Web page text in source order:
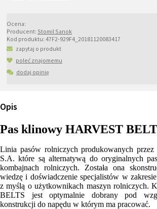
Ocena:
Producent: Stomil Sanok
Kod produktu: 47F2-929F4_20181120083417
zapytaj o produkt
poleć znajomemu
dodaj opinię
Opis
Pas klinowy HARVEST
Linia pasów rolniczych produkowanych
S.A. które są alternatywą do oryginalnych
kombajnach rolniczych. Została ona
wiedzę i doświadczenie specjalistów w
z myślą o użytkownikach maszyn rolniczych.
BELTS jest optymalnie dobrany pod
konstrukcji do napędu w którym ma pracować.